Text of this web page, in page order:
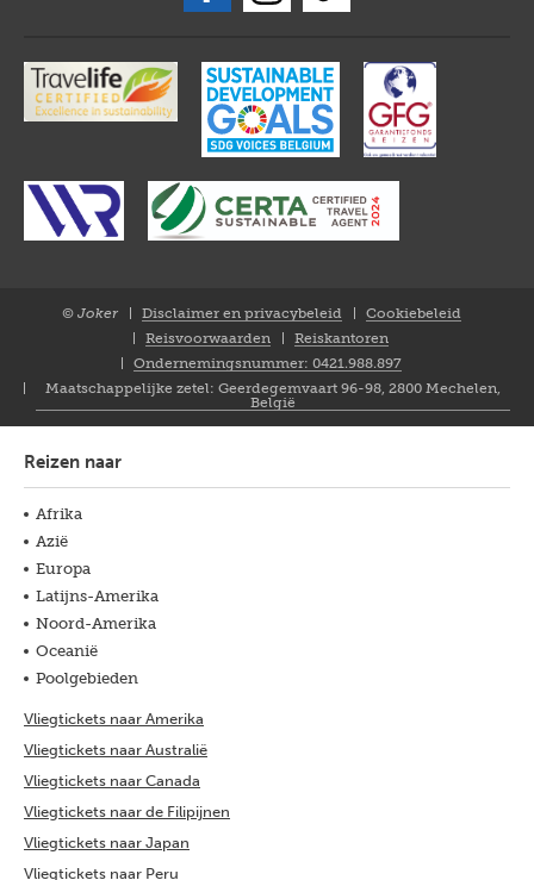
© Joker
Disclaimer en privacybeleid
Cookiebeleid
Reisvoorwaarden
Reiskantoren
Ondernemingsnummer: 0421.988.897
Maatschappelijke zetel: Geerdegemvaart 96-98, 2800 Mechelen,
België
Reizen naar
Afrika
Azië
Europa
Latijns-Amerika
Noord-Amerika
Oceanië
Poolgebieden
Vliegtickets naar Amerika
Vliegtickets naar Australië
Vliegtickets naar Canada
Vliegtickets naar de Filipijnen
Vliegtickets naar Japan
Vliegtickets naar Peru